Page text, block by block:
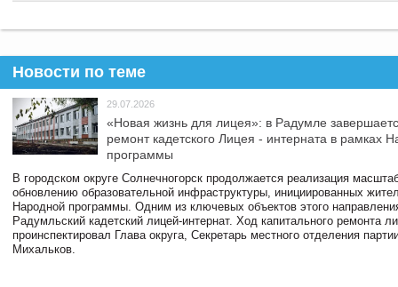
Новости по теме
29.07.2026
«Новая жизнь для лицея»: в Радумле
ремонт кадетского Лицея - интерната в рамках
программы
В городском округе Солнечногорск продолжается реализация
обновлению образовательной инфраструктуры, инициированных
Народной программы. Одним из ключевых объектов этого
Радумльский кадетский лицей-интернат. Ход капитального ремонта
проинспектировал Глава округа, Секретарь местного отделения
Михальков.